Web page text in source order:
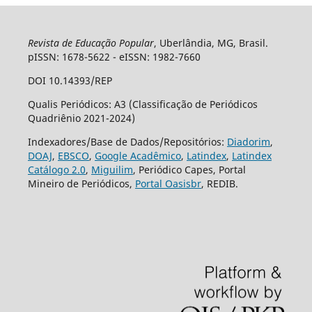
Revista de Educação Popular, Uberlândia, MG, Brasil.
pISSN: 1678-5622 - eISSN: 1982-7660
DOI 10.14393/REP
Qualis Periódicos: A3 (Classificação de Periódicos
Quadriênio 2021-2024)
Indexadores/Base de Dados/Repositórios: Diadorim,
DOAJ, EBSCO, Google Acadêmico, Latindex, Latindex
Catálogo 2.0, Miguilim, Periódico Capes, Portal
Mineiro de Periódicos, Portal Oasisbr, REDIB.